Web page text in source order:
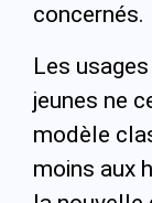
concernés.
Les
jeunes ne
modèle
moins aux